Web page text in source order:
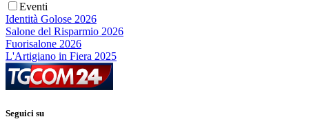
Eventi
Identità Golose 2026
Salone del Risparmio 2026
Fuorisalone 2026
L'Artigiano in Fiera 2025
Seguici su